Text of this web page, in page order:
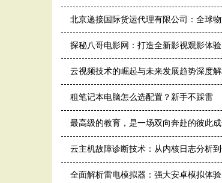
北京递接国际货运代理有限公司：全球
探秘八哥电影网：打造全新影视观影体
云视频技术的崛起与未来发展趋势深度
租笔记本电脑怎么选配置？新手不踩雷
最高级的教育，是一场双向奔赴的彼此
云主机故障诊断技术：从内核日志分析
全面解析雷电模拟器：强大安卓模拟体